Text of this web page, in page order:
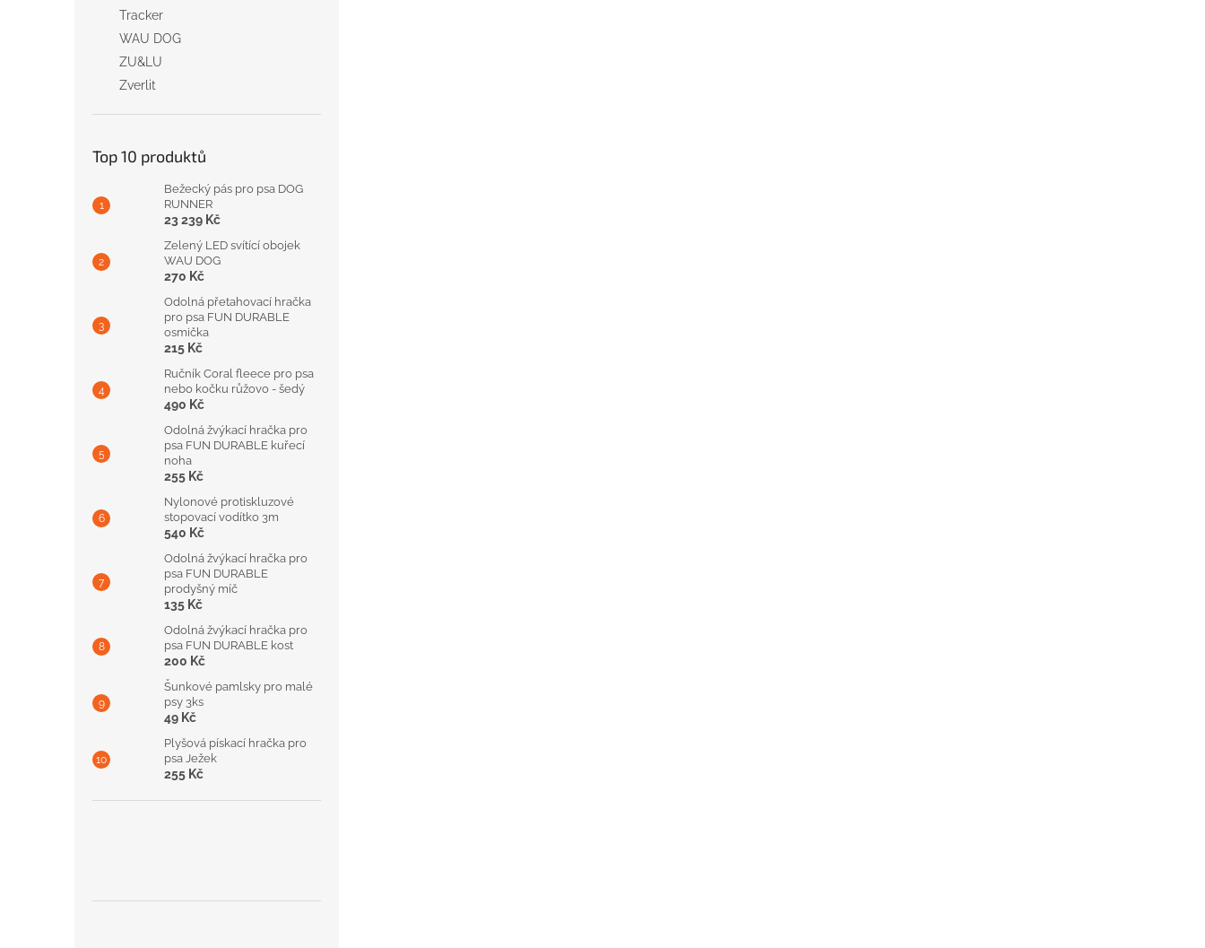
Tracker
WAU DOG
ZU&LU
Zverlit
Top 10 produktů
Bežecký pás pro psa DOG
RUNNER
23 239 Kč
Zelený LED svítící obojek
WAU DOG
270 Kč
Odolná přetahovací hračka
pro psa FUN DURABLE
osmička
215 Kč
Ručník Coral fleece pro psa
nebo kočku růžovo - šedý
490 Kč
Odolná žvýkací hračka pro
psa FUN DURABLE kuřecí
noha
255 Kč
Nylonové protiskluzové
stopovací vodítko 3m
540 Kč
Odolná žvýkací hračka pro
psa FUN DURABLE
prodyšný míč
135 Kč
Odolná žvýkací hračka pro
psa FUN DURABLE kost
200 Kč
Šunkové pamlsky pro malé
psy 3ks
49 Kč
Plyšová pískací hračka pro
psa Ježek
255 Kč